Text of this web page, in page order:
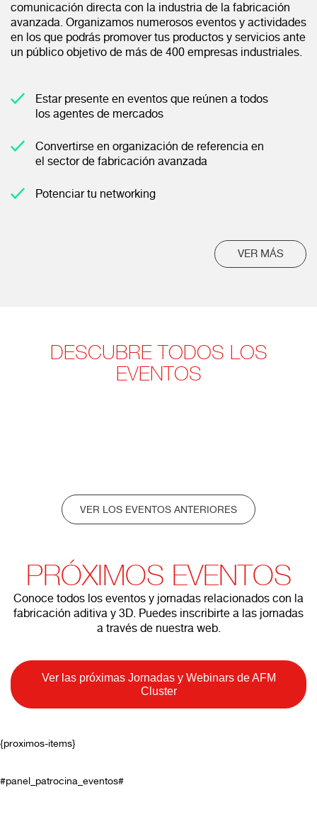
comunicación directa con la industria de la fabricación
avanzada. Organizamos numerosos eventos y actividades
en los que podrás promover tus productos y servicios ante
un público objetivo de más de 400 empresas industriales.
Estar presente en eventos que reúnen a todos
los agentes de mercados
Convertirse en organización de referencia en
el sector de fabricación avanzada
Potenciar tu networking
VER MÁS
DESCUBRE TODOS LOS
EVENTOS
VER LOS EVENTOS ANTERIORES
PRÓXIMOS EVENTOS
Conoce todos los eventos y jornadas relacionados con la
fabricación aditiva y 3D. Puedes inscribirte a las jornadas
a través de nuestra web.
Ver las próximas Jornadas y Webinars de AFM
Cluster
{proximos-items}
#panel_patrocina_eventos#